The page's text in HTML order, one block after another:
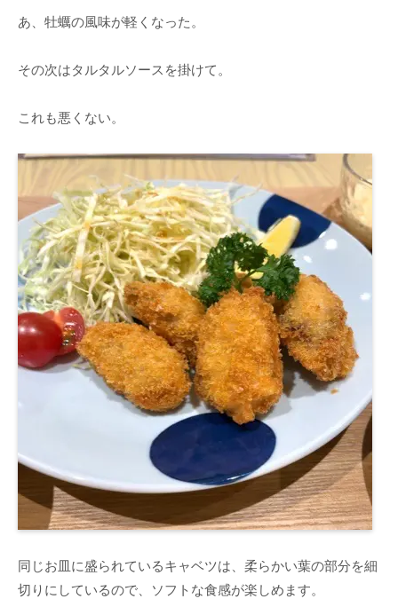
あ、牡蠣の風味が軽くなった。
その次はタルタルソースを掛けて。
これも悪くない。
同じお皿に盛られているキャベツは、柔らかい葉の部分を細
切りにしているので、ソフトな食感が楽しめます。